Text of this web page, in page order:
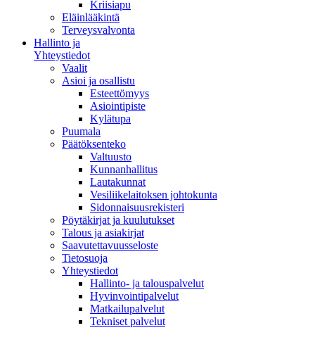
Kriisiapu
Eläinlääkintä
Terveysvalvonta
Hallinto ja
Yhteystiedot
Vaalit
Asioi ja osallistu
Esteettömyys
Asiointipiste
Kylätupa
Puumala
Päätöksenteko
Valtuusto
Kunnanhallitus
Lautakunnat
Vesiliikelaitoksen johtokunta
Sidonnaisuusrekisteri
Pöytäkirjat ja kuulutukset
Talous ja asiakirjat
Saavutettavuusseloste
Tietosuoja
Yhteystiedot
Hallinto- ja talouspalvelut
Hyvinvointipalvelut
Matkailupalvelut
Tekniset palvelut